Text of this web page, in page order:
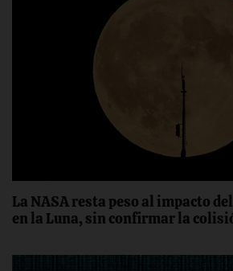
La NASA resta peso al impacto
en la Luna, sin confirmar la